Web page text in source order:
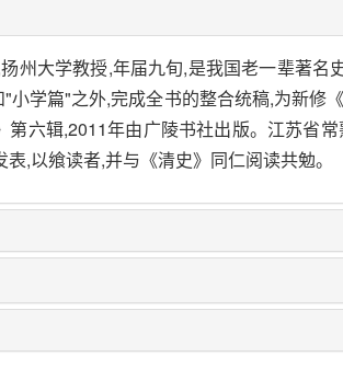
州大学教授,年届九旬,是我国老一辈著名
小学篇"之外,完成全书的整合统稿,为新修
第六辑,2011年由广陵书社出版。江苏省
,以飨读者,并与《清史》同仁阅读共勉。